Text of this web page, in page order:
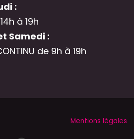
:
à 19h
Samedi :
de 9h à 19h
Mentions légales